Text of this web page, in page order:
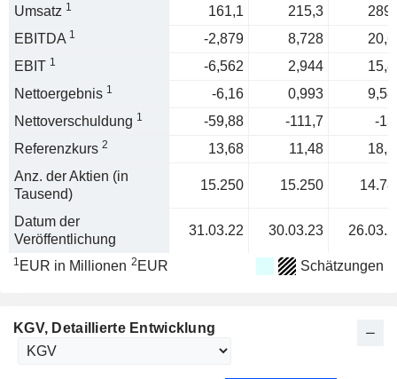
Umsatz 1 161,1 215,3
EBITDA 1 -2,879 8,728
EBIT 1 -6,562 2,944
Nettoergebnis 1 -6,16 0,993
Nettoverschuldung 1 -59,88 -111,7
-
Referenzkurs 2 13,68 11,48
Anz. der Aktien (in
Tausend)
15.250 15.250
Datum der
Veröffentlichung
31.03.22 30.03.23
1 EUR in Millionen 2 EUR Schätzungen
KGV, Detaillierte Entwicklung